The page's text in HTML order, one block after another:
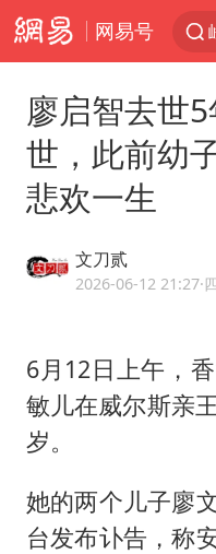
网易号
廖启智去世
世，此前幼
悲欢一生
文刀贰
2026-06-12 21:27·
6月12日上午，香
敏儿在威尔斯亲
岁。
她的两个儿子廖
台发布讣告，称